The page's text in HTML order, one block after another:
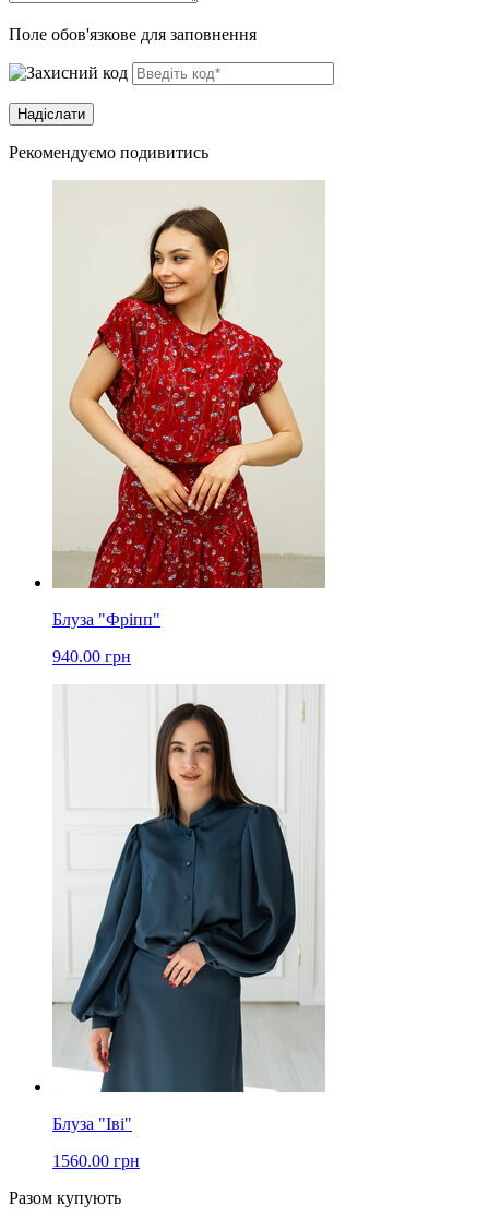
Поле обов'язкове для заповнення
Рекомендуємо подивитись
Блуза "Фріпп"
940.00 грн
Блуза "Іві"
1560.00 грн
Разом купують